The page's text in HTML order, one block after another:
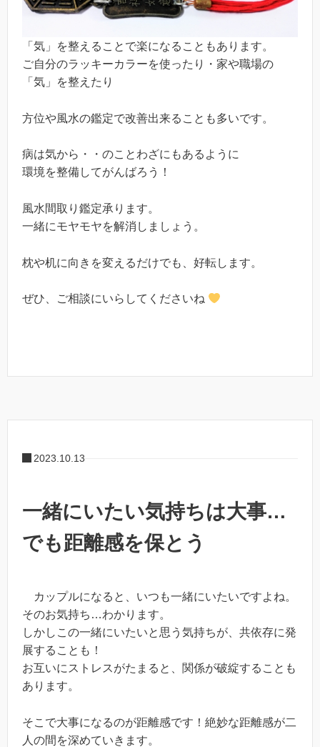
「気」を整えることで楽になることもあります。
ご自分のラッキーカラーを使ったり・家や職場の
「気」を整えたり
方位や風水の鑑定で改善出来ることも多いです。
病は気から・・のことわざにもあるように
環境を整備してがんばろう！
風水間取り鑑定承ります。
一緒にモヤモヤを解消しましょう。
枕や机に向きを変えるだけでも、好転します。
ぜひ、ご相談にいらしてくださいね
2023.10.13
一緒にいたい気持ちは大事…
でも距離感を保とう
カップルになると、いつも一緒にいたいですよね。
そのお気持ち…わかります。
しかしこの一緒にいたいと思う気持ちが、共依存に発
展することも！
お互いにストレスがたまると、関係が破綻することも
あります。
そこで大事になるのが距離感です！絶妙な距離感が二
人の間を深めていきます。